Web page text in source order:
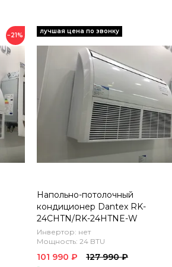
−21%
Напольно-потолочный
кондиционер Dantex RK-
24CHTN/RK-24HTNE-W
Инвертор: нет
Мощность: 24 BTU
101 990 ₽ 127 990 ₽